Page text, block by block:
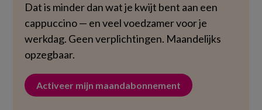
Dat is minder dan wat je kwijt bent aan een
cappuccino — en veel voedzamer voor je
werkdag. Geen verplichtingen. Maandelijks
opzegbaar.
Activeer mijn maandabonnement